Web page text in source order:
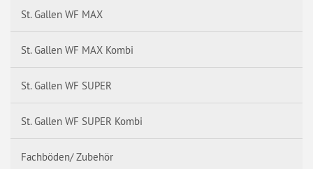
St. Gallen WF MAX
St. Gallen WF MAX Kombi
St. Gallen WF SUPER
St. Gallen WF SUPER Kombi
Fachböden/ Zubehör